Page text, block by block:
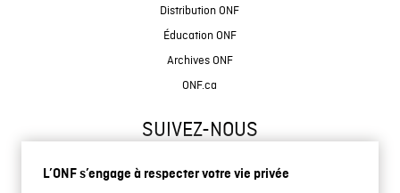
L’ONF s’engage à respecter votre vie privée
Distribution ONF
Éducation ONF
Archives ONF
ONF.ca
SUIVEZ-NOUS